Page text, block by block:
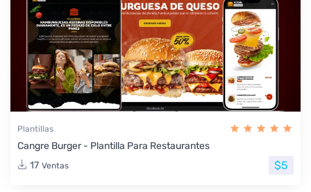
Plantillas
Cangre Burger - Plantilla Para Restaurantes
17 Ventas $5